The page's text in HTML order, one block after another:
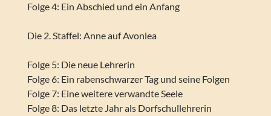
Folge 4: Ein Abschied und ein Anfang
Die 2. Staffel: Anne auf Avonlea
Folge 5: Die neue Lehrerin
Folge 6: Ein rabenschwarzer Tag und seine Folgen
Folge 7: Eine weitere verwandte Seele
Folge 8: Das letzte Jahr als Dorfschullehrerin